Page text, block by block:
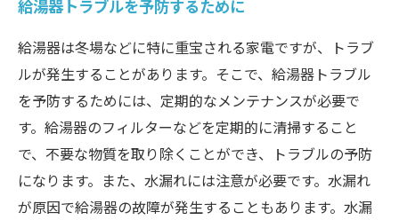
給湯器トラブルを予防するために
給湯器は冬場などに特に重宝される家電ですが、トラブ
ルが発生することがあります。そこで、給湯器トラブル
を予防するためには、定期的なメンテナンスが必要で
す。給湯器のフィルターなどを定期的に清掃すること
で、不要な物質を取り除くことができ、トラブルの予防
になります。また、水漏れには注意が必要です。水漏れ
が原因で給湯器の故障が発生することもあります。水漏